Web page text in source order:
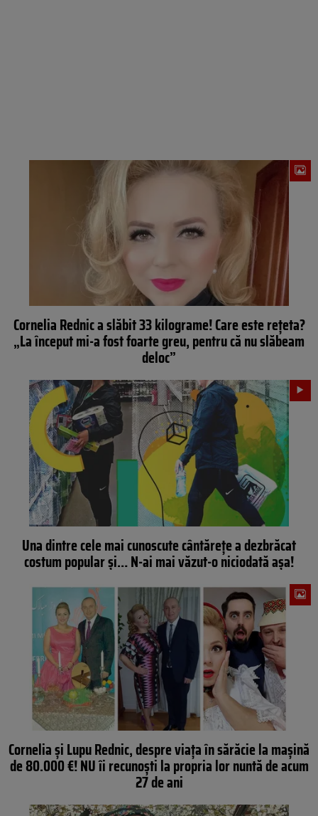
Cornelia Rednic a slăbit 33 kilograme! Care este rețeta?
„La început mi-a fost foarte greu, pentru că nu slăbeam
deloc”
Una dintre cele mai cunoscute cântărețe a dezbrăcat
costum popular și… N-ai mai văzut-o niciodată așa!
Cornelia și Lupu Rednic, despre viața în sărăcie la mașină
de 80.000 €! NU îi recunoști la propria lor nuntă de acum
27 de ani